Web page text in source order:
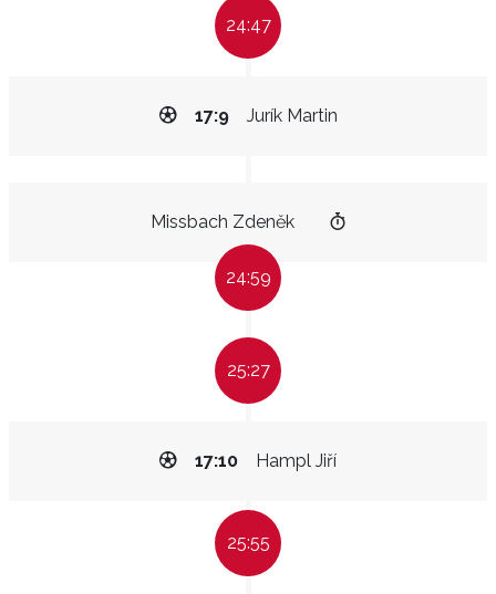
24:47
Jurík Martin
17:9
Missbach Zdeněk
24:59
25:27
Hampl Jiří
17:10
25:55